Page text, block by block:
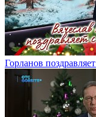
Горланов